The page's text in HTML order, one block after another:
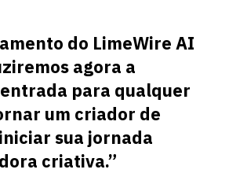
do LimeWire AI
agora a
para qualquer
um criador de
sua jornada
criativa.”